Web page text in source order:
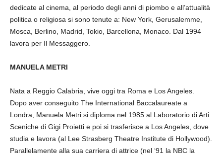
dedicate al cinema, al periodo degli anni di piombo e all’attualità
politica o religiosa si sono tenute a: New York, Gerusalemme,
Mosca, Berlino, Madrid, Tokio, Barcellona, Monaco. Dal 1994
lavora per Il Messaggero.
MANUELA METRI
Nata a Reggio Calabria, vive oggi tra Roma e Los Angeles.
Dopo aver conseguito The International Baccalaureate a
Londra, Manuela Metri si diploma nel 1985 al Laboratorio di Arti
Sceniche di Gigi Proietti e poi si trasferisce a Los Angeles, dove
studia e lavora (al Lee Strasberg Theatre Institute di Hollywood).
Parallelamente alla sua carriera di attrice (nel ‘91 la NBC la